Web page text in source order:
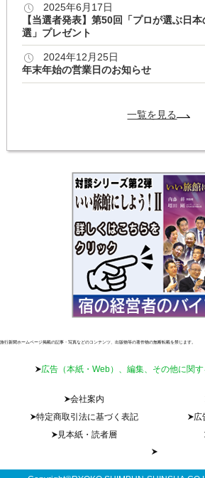
2025年6月17日
【当選者発表】第50回「プロが選ぶ日
選」プレゼント
2024年12月25日
年末年始の営業日のお知らせ
一覧を見る
旅行新聞ホームページ掲載の記事・写真などのコンテンツ、出版物等の著作物の無断転載を禁じます。
広告（本紙・Web）、編集、その他に関
会社案内
特定商取引法に基づく表記
広
見本紙・読者層